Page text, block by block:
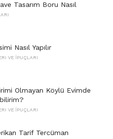
Tasarım Boru Nasıl
Nasıl Yapılır
VE İPUÇLARI
Olmayan Köylü Evimde
VE İPUÇLARI
Tarif Tercüman